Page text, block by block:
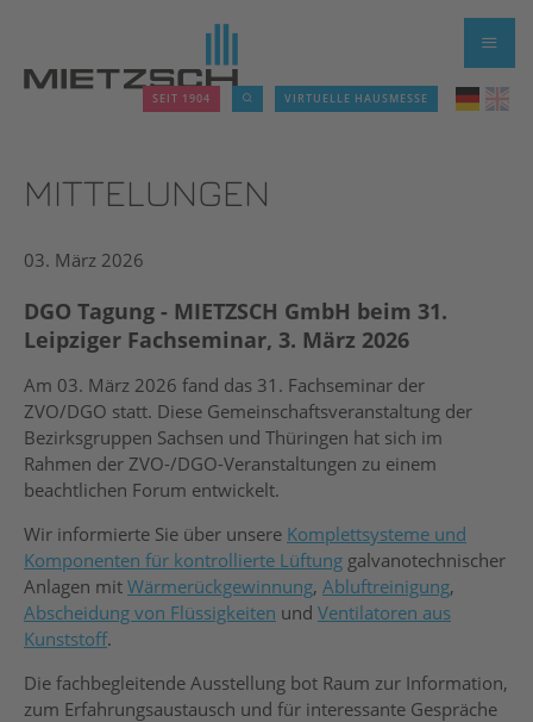
SEIT 1904 VIRTUELLE HAUSMESSE
MITTELUNGEN
03. März 2026
DGO Tagung - MIETZSCH GmbH beim 31.
Leipziger Fachseminar, 3. März 2026
Am 03. März 2026 fand das 31. Fachseminar der
ZVO/DGO statt. Diese Gemeinschaftsveranstaltung der
Bezirksgruppen Sachsen und Thüringen hat sich im
Rahmen der ZVO-/DGO-Veranstaltungen zu einem
beachtlichen Forum entwickelt.
Wir informierte Sie über unsere Komplettsysteme und
Komponenten für kontrollierte Lüftung galvanotechnischer
Anlagen mit Wärmerückgewinnung, Abluftreinigung,
Abscheidung von Flüssigkeiten und Ventilatoren aus
Kunststoff.
Die fachbegleitende Ausstellung bot Raum zur Information,
zum Erfahrungsaustausch und für interessante Gespräche